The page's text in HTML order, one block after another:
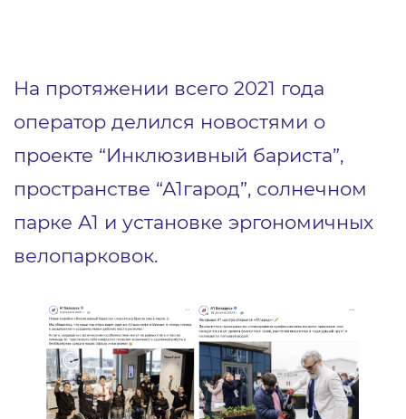
На протяжении всего 2021 года
оператор делился новостями о
проекте “Инклюзивный бариста”,
пространстве “А1гарод”, солнечном
парке А1 и установке эргономичных
велопарковок.